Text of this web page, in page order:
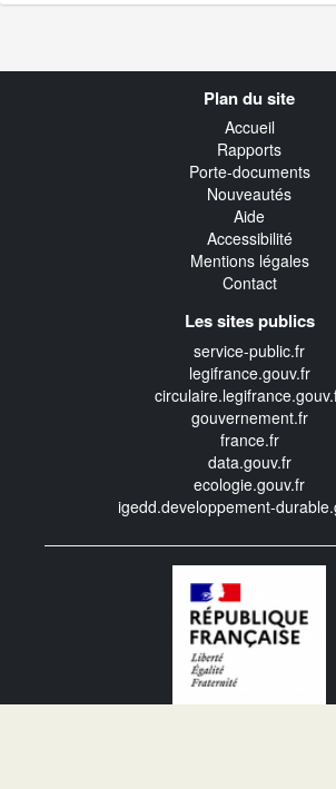
Plan du site
Accueil
Rapports
Porte-documents
Nouveautés
Aide
Accessibilité
Mentions légales
Contact
Les sites publics
service-public.fr
legifrance.gouv.fr
gouvernement.fr
france.fr
data.gouv.fr
ecologie.gouv.fr
igedd.developpement-